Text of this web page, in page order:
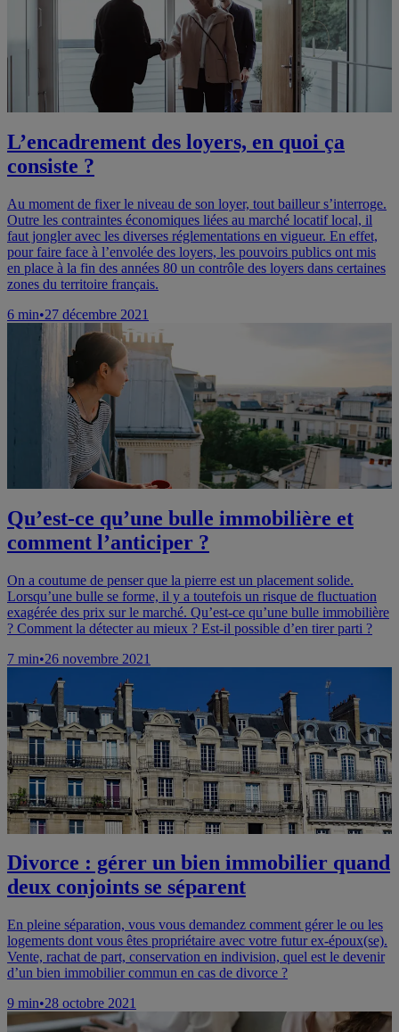
L’encadrement des loyers, en quoi ça
consiste ?
Au moment de fixer le niveau de son loyer, tout bailleur s’interroge.
Outre les contraintes économiques liées au marché locatif local, il
faut jongler avec les diverses réglementations en vigueur. En effet,
pour faire face à l’envolée des loyers, les pouvoirs publics ont mis
en place à la fin des années 80 un contrôle des loyers dans certaines
zones du territoire français.
6 min•27 décembre 2021
Qu’est-ce qu’une bulle immobilière et
comment l’anticiper ?
On a coutume de penser que la pierre est un placement solide.
Lorsqu’une bulle se forme, il y a toutefois un risque de fluctuation
exagérée des prix sur le marché. Qu’est-ce qu’une bulle immobilière
? Comment la détecter au mieux ? Est-il possible d’en tirer parti ?
7 min•26 novembre 2021
Divorce : gérer un bien immobilier quand
deux conjoints se séparent
En pleine séparation, vous vous demandez comment gérer le ou les
logements dont vous êtes propriétaire avec votre futur ex-époux(se).
Vente, rachat de part, conservation en indivision, quel est le devenir
d’un bien immobilier commun en cas de divorce ?
9 min•28 octobre 2021